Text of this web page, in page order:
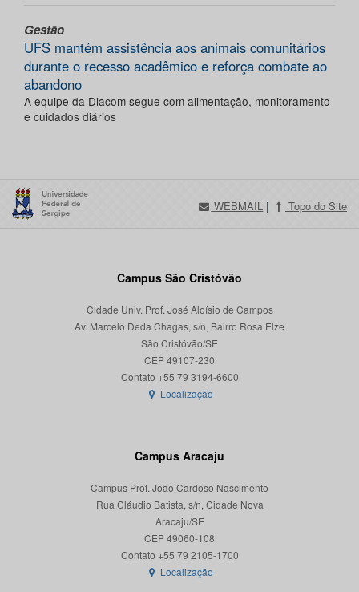
Gestão
UFS mantém assistência aos animais comunitários
durante o recesso acadêmico e reforça combate ao
abandono
A equipe da Diacom segue com alimentação, monitoramento
e cuidados diários
WEBMAIL | Topo do Site
Campus São Cristóvão
Cidade Univ. Prof. José Aloísio de Campos
Av. Marcelo Deda Chagas, s/n, Bairro Rosa Elze
São Cristóvão/SE
CEP 49107-230
Localização
Campus Aracaju
Campus Prof. João Cardoso Nascimento
Rua Cláudio Batista, s/n, Cidade Nova
Aracaju/SE
CEP 49060-108
Localização